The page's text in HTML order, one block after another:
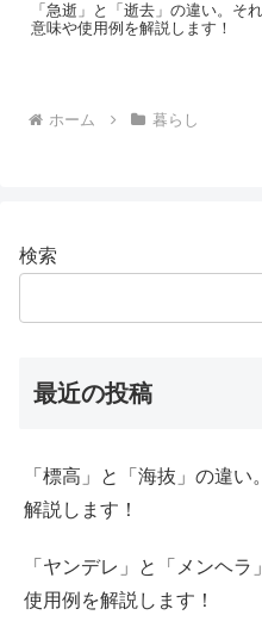
「急逝」と「逝去」の違い。そ
意味や使用例を解説します！
ホーム 暮らし
検索
最近の投稿
「標高」と「海抜」の違
解説します！
「ヤンデレ」と「メンヘ
使用例を解説します！